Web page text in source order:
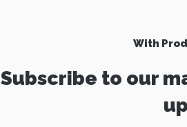
With
Subscribe to our